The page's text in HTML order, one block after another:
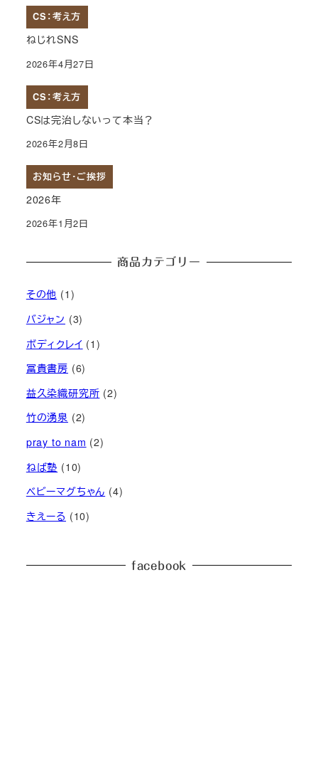
CS：考え方
ねじれSNS
2026年4月27日
CS：考え方
CSは完治しないって本当？
2026年2月8日
お知らせ・ご挨拶
2026年
2026年1月2日
商品カテゴリー
その他 (1)
バジャン (3)
ボディクレイ (1)
冨貴書房 (6)
益久染織研究所 (2)
竹の湧泉 (2)
pray to nam (2)
ねば塾 (10)
ベビーマグちゃん (4)
きえーる (10)
facebook